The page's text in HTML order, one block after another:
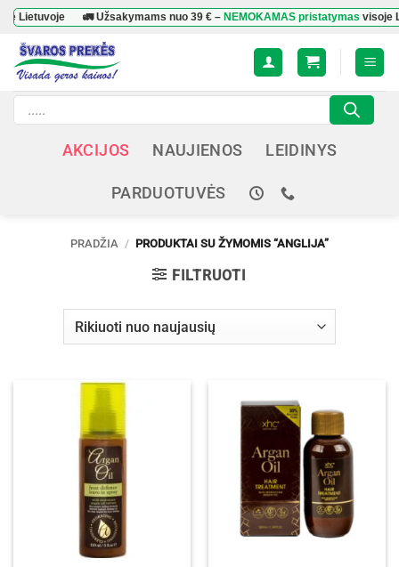
Skip
content
🚛 Užsakymams nuo39 €– NEMOKAMAS pristatymasvisoje
Products
search
AKCIJOS NAUJIENOS LEIDINYS
PARDUOTUVĖS
PRADŽIA / PRODUKTAI SU ŽYMOMIS “ANGLIJA”
FILTRUOTI